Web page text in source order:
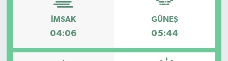
İMSAK
04:06
GÜNEŞ
05:44
TURİZM